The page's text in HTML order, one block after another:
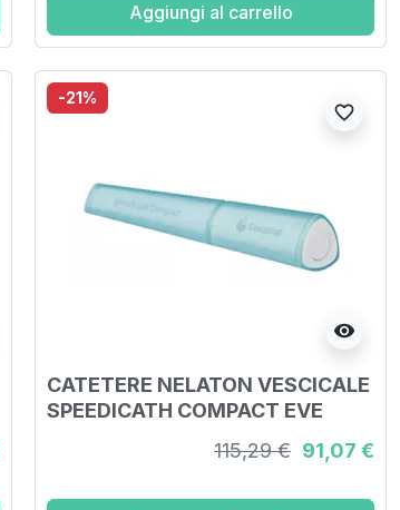
Aggiungi al carrello
-21%
visibility
favorite_border
CATETERE NELATON VESCICALE
SPEEDICATH COMPACT EVE
AUTOLUBRIFICANTE 30 PEZZI
115,29 € 91,07 €